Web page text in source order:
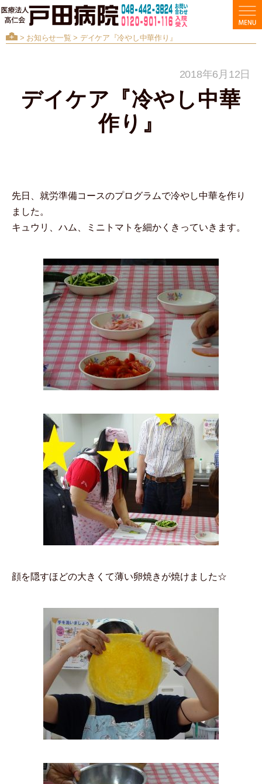
> お知らせ一覧 > デイケア『冷やし中華作り』
2018年6月12日
デイケア『冷やし中華
作り』
先日、就労準備コースのプログラムで冷やし中華を作り
ました。
キュウリ、ハム、ミニトマトを細かくきっていきます。
顔を隠すほどの大きくて薄い卵焼きが焼けました☆